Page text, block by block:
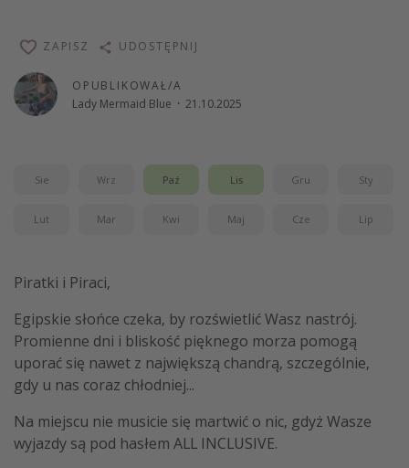
OPUBLIKOWAŁ/A
Lady Mermaid Blue · 21.10.2025
ZAPISZ UDOSTĘPNIJ
Sie Wrz Paź Lis Gru Sty
Lut Mar Kwi Maj Cze Lip
Piratki i Piraci,
Egipskie słońce czeka, by rozświetlić Wasz nastrój.
Promienne dni i bliskość pięknego morza pomogą
uporać się nawet z największą chandrą, szczególnie,
gdy u nas coraz chłodniej...
Na miejscu nie musicie się martwić o nic, gdyż Wasze
wyjazdy są pod hasłem ALL INCLUSIVE.